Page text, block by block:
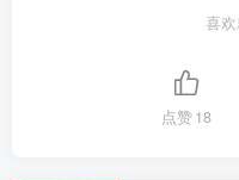
喜
点赞18